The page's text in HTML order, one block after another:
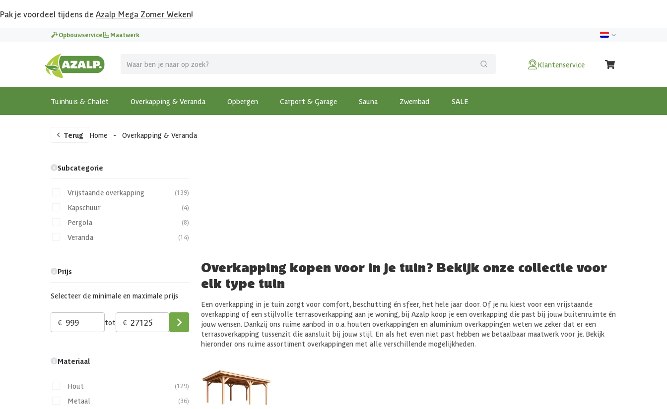
Pak je voordeel tijdens de Azalp Mega Zomer Weken!
Opbouwservice Maatwerk
Klantenservice
Tuinhuis & Chalet Overkapping & Veranda Opbergen Carport & Garage Sauna Zwembad SALE
Terug Home - Overkapping & Veranda
Subcategorie
Vrijstaande overkapping (139)
Kapschuur (4)
Pergola (8)
Veranda (14)
Prijs
Selecteer de minimale en maximale prijs
€ tot €
Materiaal
Hout (129)
Metaal (36)
Overkapping kopen voor in je tuin? Bekijk onze collectie voor
elk type tuin
Een overkapping in je tuin zorgt voor comfort, beschutting én sfeer, het hele jaar door. Of je nu kiest voor een vrijstaande
overkapping of een stijlvolle terrasoverkapping aan je woning, bij Azalp koop je een overkapping die past bij jouw buitenruimte én
jouw wensen. Dankzij ons ruime aanbod in o.a. houten overkappingen en aluminium overkappingen weten we zeker dat er een
terrasoverkapping tussenzit die aansluit bij jouw stijl. En als het even niet past hebben we betaalbaar maatwerk voor je. Bekijk
hieronder ons ruime assortiment overkappingen met alle verschillende mogelijkheden.